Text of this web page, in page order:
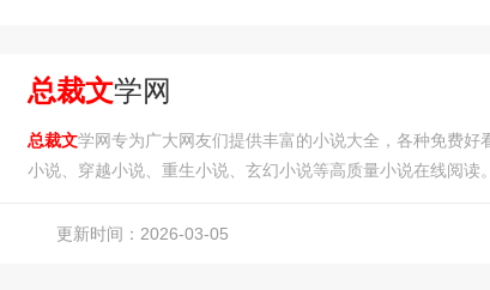
总裁文学网
总裁文学网专为广大网友们提供丰富的小说大全，各种免费好
小说、穿越小说、重生小说、玄幻小说等高质量小说在线阅读
更新时间：2026-03-05